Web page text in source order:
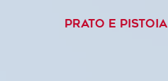
Prato e Pistoia